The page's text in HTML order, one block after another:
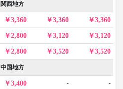
関西地方
3,360 3,360 3,360
2,800 3,120 3,120
2,800 3,520 3,520
中国地方
3,400 - -